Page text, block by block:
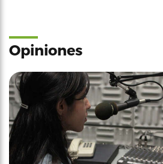
Opiniones